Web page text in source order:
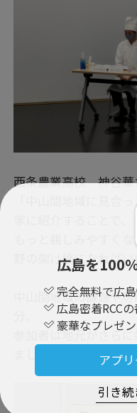
広島を100
完全無料で広
広島密着RCC
豪華なプレゼ
アプ
引き
西条農業高校 神谷華
「中山間地域に見合
家に紹介することで
もっと親しみやすく
野の架け橋になれば
中山間地域の課題や
参加者は地元がさら